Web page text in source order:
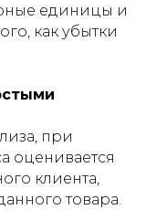
единицы и
как убытки
при
оценивается
клиента,
товара.